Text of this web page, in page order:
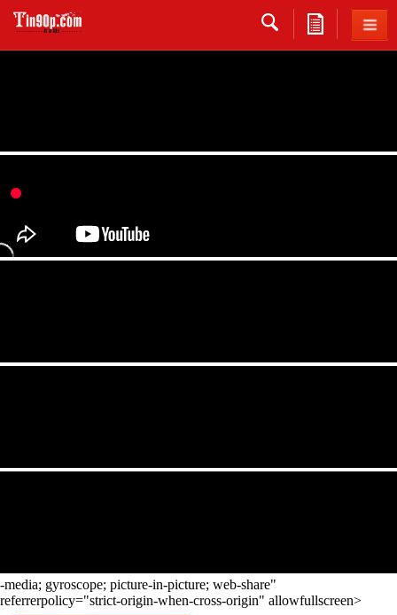
-media; gyroscope; picture-in-picture; web-share"
referrerpolicy="strict-origin-when-cross-origin" allowfullscreen>